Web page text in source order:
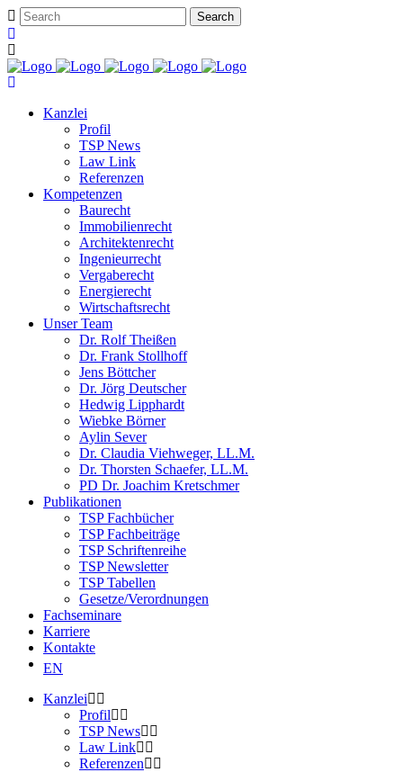
Kanzlei
Profil
TSP News
Law Link
Referenzen
Kompetenzen
Baurecht
Immobilienrecht
Architektenrecht
Ingenieurrecht
Vergaberecht
Energierecht
Wirtschaftsrecht
Unser Team
Dr. Rolf Theißen
Dr. Frank Stollhoff
Jens Böttcher
Dr. Jörg Deutscher
Hedwig Lipphardt
Wiebke Börner
Aylin Sever
Dr. Claudia Viehweger, LL.M.
Dr. Thorsten Schaefer, LL.M.
PD Dr. Joachim Kretschmer
Publikationen
TSP Fachbücher
TSP Fachbeiträge
TSP Schriftenreihe
TSP Newsletter
TSP Tabellen
Gesetze/Verordnungen
Fachseminare
Karriere
Kontakte
EN
Kanzlei
Profil
TSP News
Law Link
Referenzen